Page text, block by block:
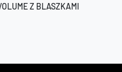
Z BLASZKAMI